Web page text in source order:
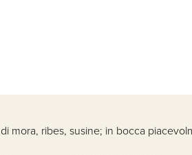
mora, ribes, susine; in bocca